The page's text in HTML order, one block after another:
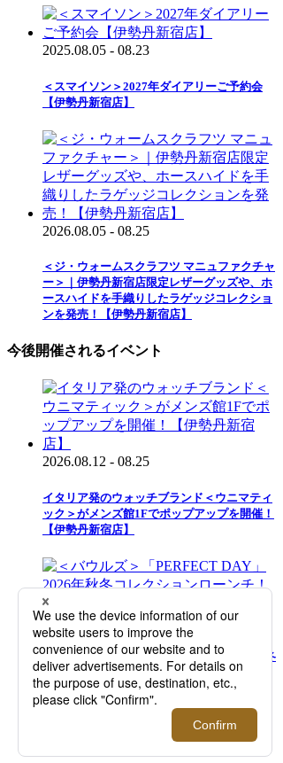
2025.08.05 - 08.23
＜スマイソン＞2027年ダイアリーご予約会
【伊勢丹新宿店】
2026.08.05 - 08.25
＜ジ・ウォームスクラフツ マニュファクチャ
ー＞｜伊勢丹新宿店限定レザーグッズや、ホ
ースハイドを手織りしたラゲッジコレクショ
ンを発売！【伊勢丹新宿店】
今後開催されるイベント
2026.08.12 - 08.25
イタリア発のウォッチブランド＜ウニマティ
ック＞がメンズ館1Fでポップアップを開催！
【伊勢丹新宿店】
2026.08.12 - 08.18
＜バウルズ＞「PERFECT DAY」 2026年秋冬
コレクションローンチ！【伊勢丹新宿店】